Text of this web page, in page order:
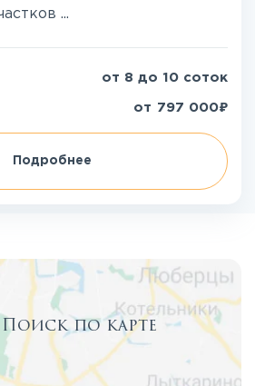
...
от 8 до 10 соток
от 797 000₽
Подробнее
Поиск по карте